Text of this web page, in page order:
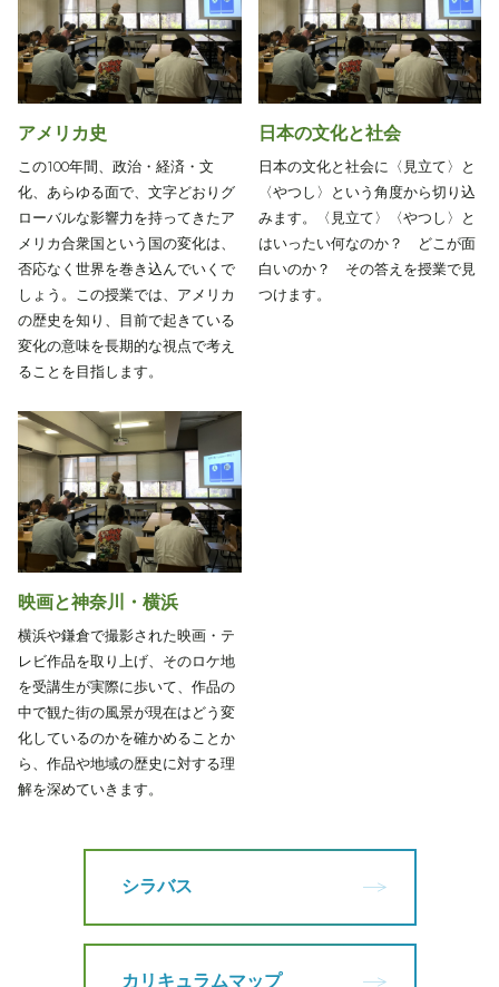
アメリカ史
この100年間、政治・経済・文
化、あらゆる面で、文字どおりグ
ローバルな影響力を持ってきたア
メリカ合衆国という国の変化は、
否応なく世界を巻き込んでいくで
しょう。この授業では、アメリカ
の歴史を知り、目前で起きている
変化の意味を長期的な視点で考え
ることを目指します。
日本の文化と社会
日本の文化と社会に〈見立て〉と
〈やつし〉という角度から切り込
みます。〈見立て〉〈やつし〉と
はいったい何なのか？ どこが面
白いのか？ その答えを授業で見
つけます。
映画と神奈川・横浜
横浜や鎌倉で撮影された映画・テ
レビ作品を取り上げ、そのロケ地
を受講生が実際に歩いて、作品の
中で観た街の風景が現在はどう変
化しているのかを確かめることか
ら、作品や地域の歴史に対する理
解を深めていきます。
シラバス
カリキュラムマップ